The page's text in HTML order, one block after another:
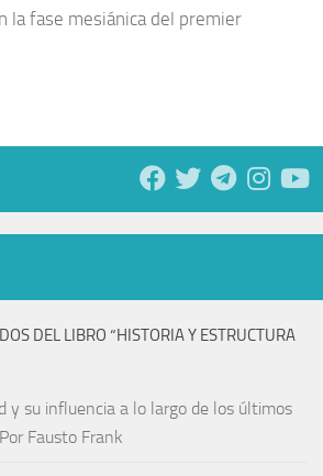
la fase mesiánica del premier
DEL LIBRO “HISTORIA Y ESTRUCTURA
y su influencia a lo largo de los últimos
Fausto Frank